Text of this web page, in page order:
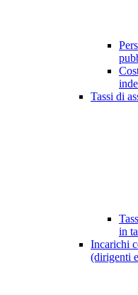
Tassi di
in
Incarichi
(dirigenti